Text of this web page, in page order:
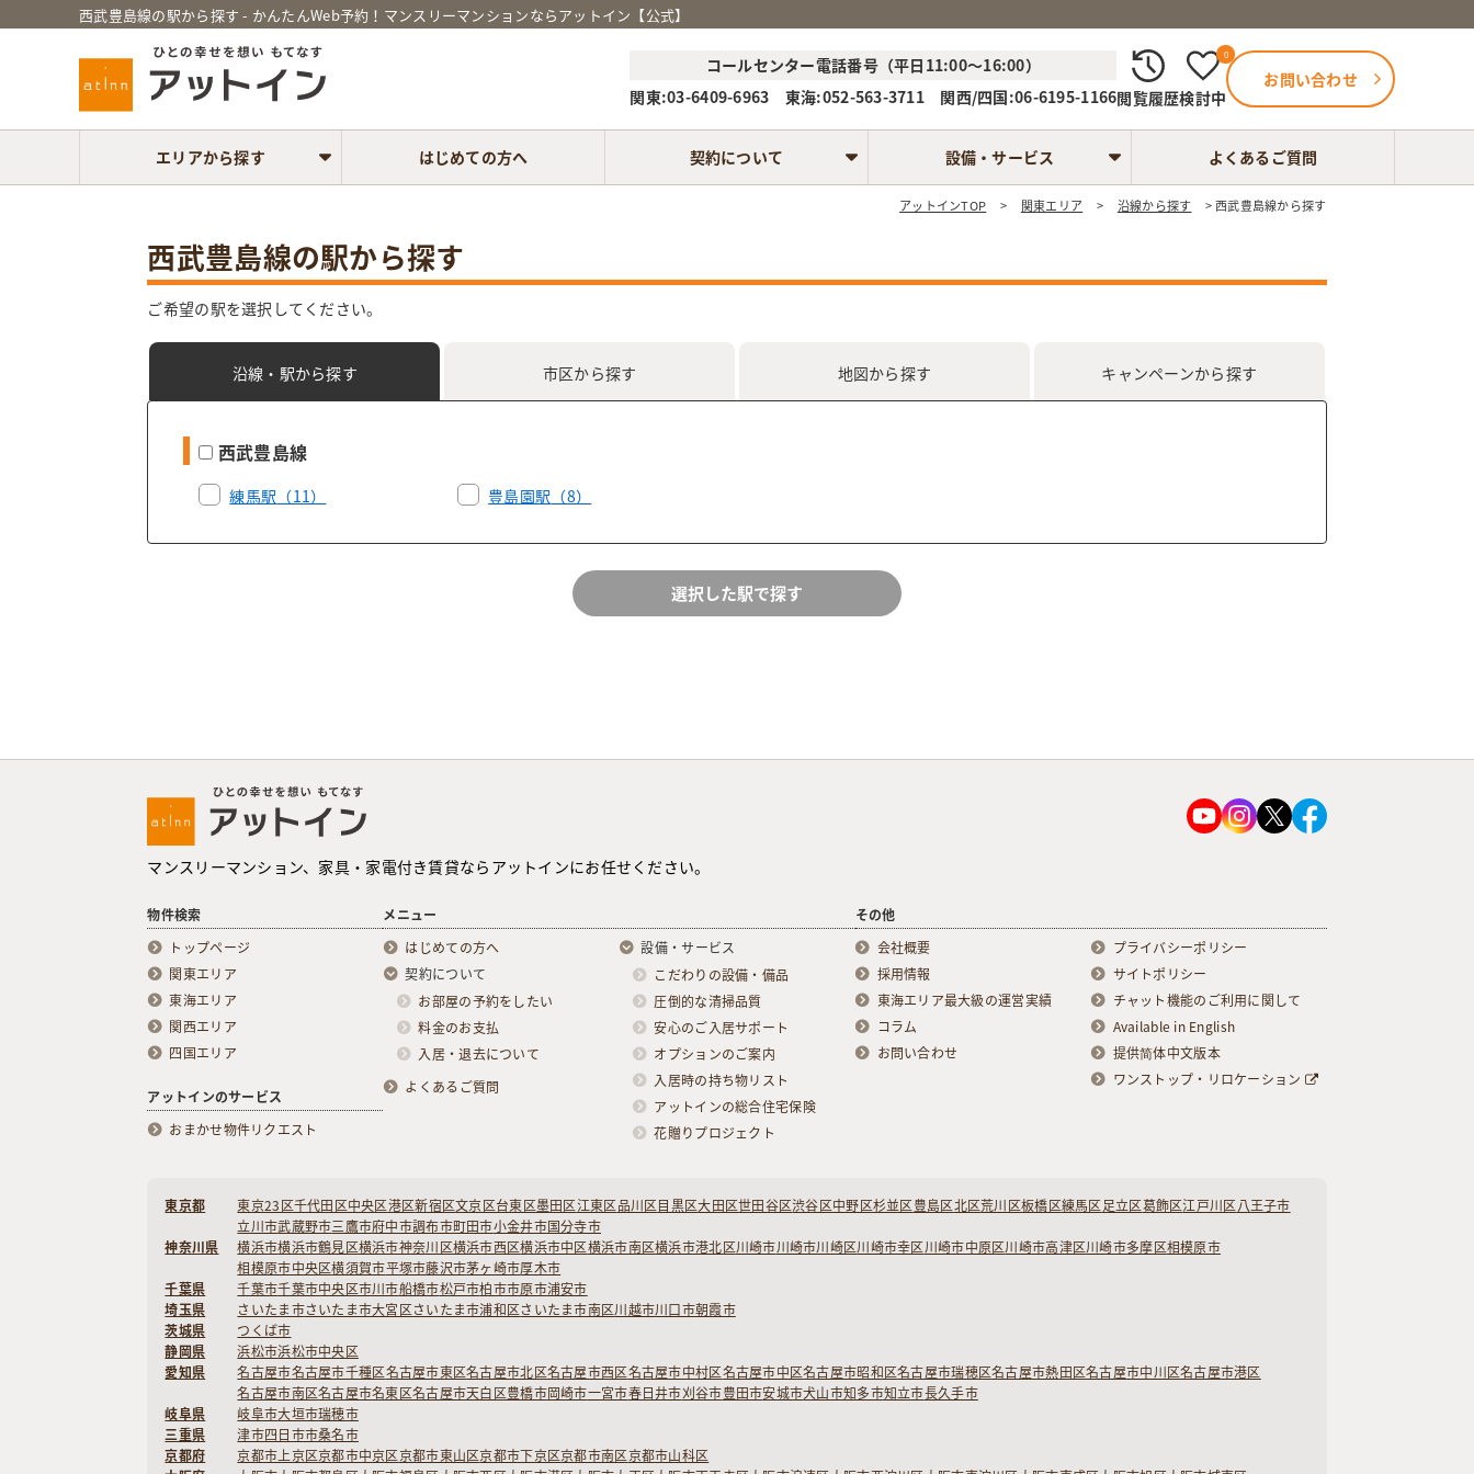
西武豊島線の駅から探す - かんたんWeb予約！マンスリーマンションならアットイン【公式】
コールセンター電話番号（平日11:00～16:00）
関東:03-6409-6963 東海:052-563-3711 関西/四国:06-6195-1166閲覧履歴検討中
0
お問い合わせ
エリアから探す はじめての方へ 契約について 設備・サービス よくあるご質問
アットインTOP 関東エリア 沿線から探す 西武豊島線から探す
西武豊島線の駅から探す
ご希望の駅を選択してください。
沿線・駅から探す 市区から探す 地図から探す キャンペーンから探す
西武豊島線
練馬駅 （11） 豊島園駅 （8）
マンスリーマンション、家具・家電付き賃貸ならアットインにお任せください。
物件検索
トップページ
関東エリア
東海エリア
関西エリア
四国エリア
アットインのサービス
おまかせ物件リクエスト
メニュー
はじめての方へ
契約について
お部屋の予約をしたい
料金のお支払
入居・退去について
よくあるご質問
設備・サービス
こだわりの設備・備品
圧倒的な清掃品質
安心のご入居サポート
オプションのご案内
入居時の持ち物リスト
アットインの総合住宅保険
花贈りプロジェクト
その他
会社概要
採用情報
東海エリア最大級の運営実績
コラム
お問い合わせ
プライバシーポリシー
サイトポリシー
チャット機能のご利用に関して
Available in English
提供简体中文版本
ワンストップ・リロケーション
東京都 東京23区千代田区中央区港区新宿区文京区台東区墨田区江東区品川区目黒区大田区世田谷区渋谷区中野区杉並区豊島区北区荒川区板橋区練馬区足立区葛飾区江戸川区八王子市
立川市武蔵野市三鷹市府中市調布市町田市小金井市国分寺市
神奈川県
横浜市横浜市鶴見区横浜市神奈川区横浜市西区横浜市中区横浜市南区横浜市港北区川崎市川崎市川崎区川崎市幸区川崎市中原区川崎市高津区川崎市多摩区相模原市
相模原市中央区横須賀市平塚市藤沢市茅ヶ崎市厚木市
千葉県
千葉市千葉市中央区市川市船橋市松戸市柏市市原市浦安市
埼玉県
さいたま市さいたま市大宮区さいたま市浦和区さいたま市南区川越市川口市朝霞市
茨城県
つくば市
静岡県
浜松市浜松市中央区
愛知県
名古屋市名古屋市千種区名古屋市東区名古屋市北区名古屋市西区名古屋市中村区名古屋市中区名古屋市昭和区名古屋市瑞穂区名古屋市熱田区名古屋市中川区名古屋市港区
名古屋市南区名古屋市名東区名古屋市天白区豊橋市岡崎市一宮市春日井市刈谷市豊田市安城市犬山市知多市知立市長久手市
岐阜県
岐阜市大垣市瑞穂市
三重県
津市四日市市桑名市
京都府
京都市上京区京都市中京区京都市東山区京都市下京区京都市南区京都市山科区